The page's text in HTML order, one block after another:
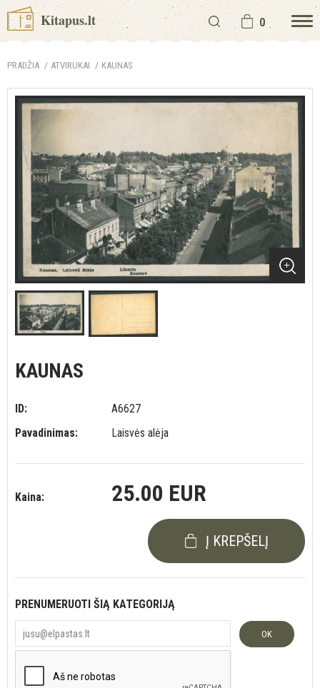
Kitapus.lt 0
PRADŽIA ATVIRUKAI KAUNAS
KAUNAS
ID:
A6627
Pavadinimas:
Laisvės alėja
Kaina: 25.00 EUR
Į KREPŠELĮ
PRENUMERUOTI ŠIĄ KATEGORIJĄ
OK